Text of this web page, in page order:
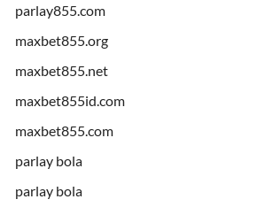
parlay855.com
maxbet855.org
maxbet855.net
maxbet855id.com
maxbet855.com
parlay bola
parlay bola